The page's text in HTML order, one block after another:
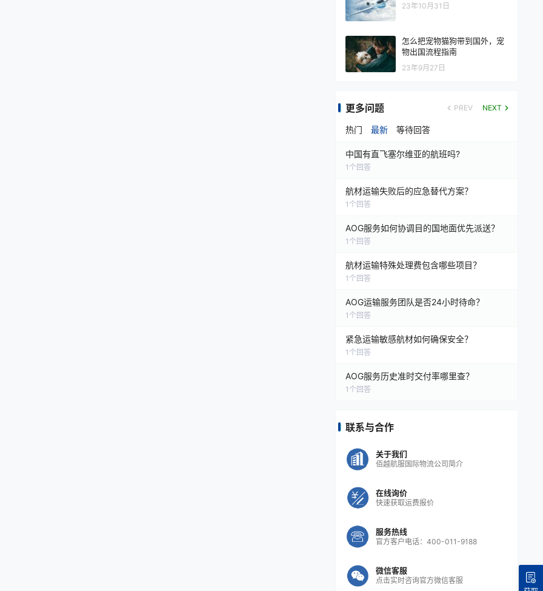
23年10月31日
怎么把宠物猫狗带到国外，宠
物出国流程指南
23年9月27日
更多问题 PREV NEXT
热门 最新 等待回答
中国有直飞塞尔维亚的航班吗?
1 个回答
航材运输失败后的应急替代方案？
1 个回答
AOG服务如何协调目的国地面优先派送？
1 个回答
航材运输特殊处理费包含哪些项目？
1 个回答
AOG运输服务团队是否24小时待命？
1 个回答
紧急运输敏感航材如何确保安全？
1 个回答
AOG服务历史准时交付率哪里查？
1 个回答
联系与合作
关于我们
佰越航服国际物流公司简介
在线询价
快速获取运费报价
服务热线
官方客户电话：400-011-9188
微信客服
点击实时咨询官方微信客服